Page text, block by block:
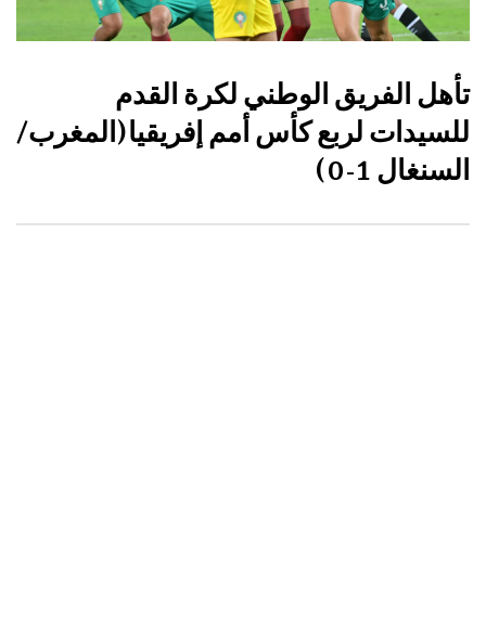
تأهل الفريق الوطني لكرة القدم
للسيدات لربع كأس أمم إفريقيا(المغرب/
السنغال 1-0)